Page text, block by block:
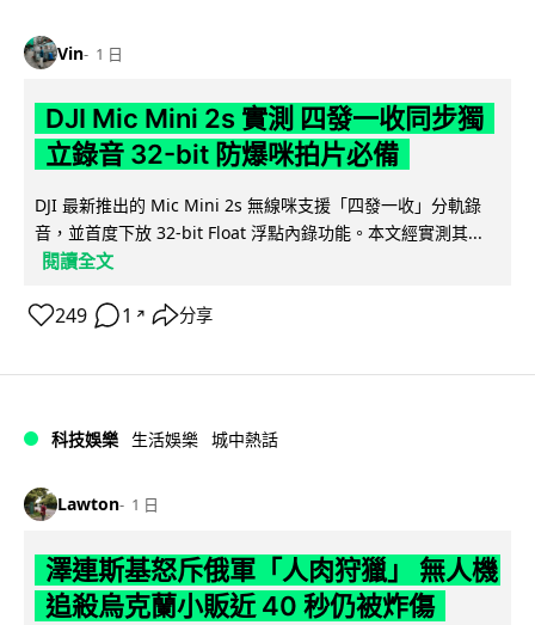
Vin 1 日
DJI Mic Mini 2s 實測 四發一收同步獨
立錄音 32-bit 防爆咪拍片必備
DJI 最新推出的 Mic Mini 2s 無線咪支援「四發一收」分軌錄
音，並首度下放 32-bit Float 浮點內錄功能。本文經實測其...
閱讀全文
249 1 ↗ 分享
科技娛樂 生活娛樂 城中熱話
Lawton 1 日
澤連斯基怒斥俄軍「人肉狩獵」 無人機
追殺烏克蘭小販近 40 秒仍被炸傷